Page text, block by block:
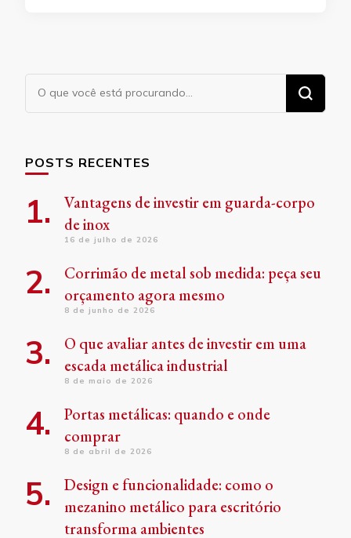
Procurando
POSTS RECENTES
Vantagens de investir em guarda-corpo
de inox
16 de julho de 2026
Corrimão de metal sob medida: peça seu
orçamento agora mesmo
8 de junho de 2026
O que avaliar antes de investir em uma
escada metálica industrial
8 de maio de 2026
Portas metálicas: quando e onde
comprar
8 de abril de 2026
Design e funcionalidade: como o
mezanino metálico para escritório
transforma ambientes